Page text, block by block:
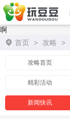
啊
首页 > 攻略 >
攻略首页
精彩活动
新闻快讯